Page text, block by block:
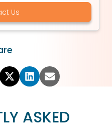
Us
ASKED